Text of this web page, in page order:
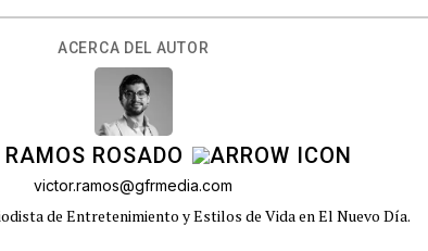
ACERCA DEL AUTOR
ROSADO
victor.ramos@gfrmedia.com
de Entretenimiento y Estilos de Vida en El Nuevo Día.